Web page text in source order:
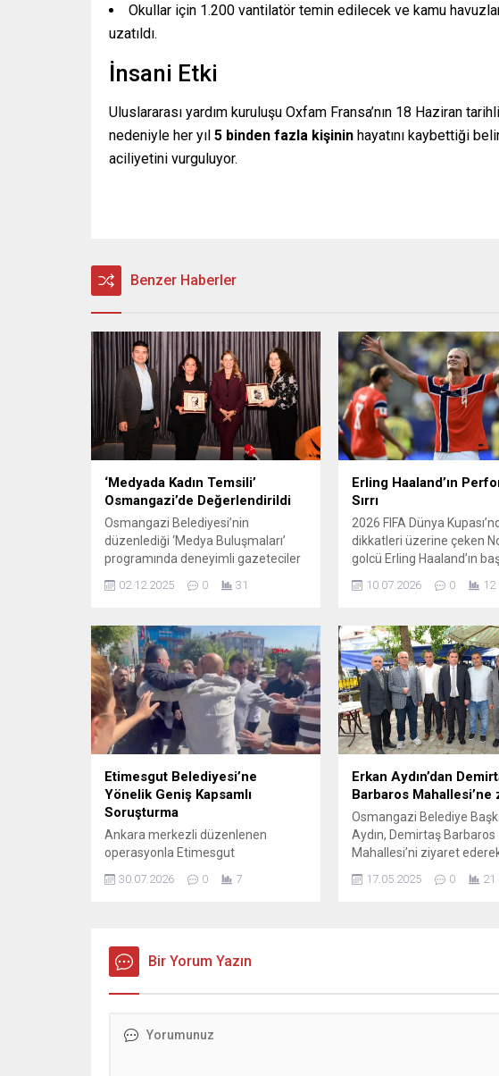
Okullar için 1.200 vantilatör temin edilecek ve kamu
uzatıldı.
İnsani Etki
Uluslararası yardım kuruluşu Oxfam Fransa’nın 18 Haziran
nedeniyle her yıl 5 binden fazla kişinin hayatını kaybettiği
aciliyetini vurguluyor.
Benzer Haberler
‘Medyada Kadın Temsili’
Osmangazi’de Değerlendirildi
Osmangazi Belediyesi’nin
düzenlediği ‘Medya Buluşmaları’
programında deneyimli gazeteciler
Medyada Kadın Temsili’ne dair
bastı. Toplumsal farkındalığı artırma
amacıyla pek çok projeye imza atan
Osmangazi Belediyesi, Medya
Buluşmaları çerçevesinde kadının
medyadaki yerine ilişkin Gençlik ve
Girişimcilik Merkezi’nde önemli bir
söyleşi gerçekleştirdi. Sevda...
02.12.2025 0 31
Erling Haaland’ın
Sırrı
2026 FIFA Dünya
dikkatleri üzerine çeken
golcü Erling Haaland’ın
ve özel alışkanlıklar
periyodu kadar, günlük
haberlere konu oldu.
günlük programı, yemek
uyku alışkanlıkları ve
ritüellerini içeriyor; bu
araya gelerek onun...
10.07.2026 0 12
Etimesgut Belediyesi’ne
Yönelik Geniş Kapsamlı
Soruşturma
Ankara merkezli düzenlenen
operasyonla Etimesgut
Belediyesi’ne ilişkin ciddi iddialar
gündeme geldi. Sabah saatlerinde
kararı verildi. Operasyonun ardından
belediye binası önünde toplanan
kalabalıklar arasında gerginlik
müdahale ederek güvenlik
30.07.2026 0 7
Erkan Aydın’dan
Barbaros Mahallesi’ne
Osmangazi Belediye
Aydın, Demirtaş Barbaros
Mahallesi’ni ziyaret
sakinleri ve esnaf ile bir
Osmangazi Belediye
mahallelerini kapsayan
17.05.2025 0 21
Bir Yorum Yazın